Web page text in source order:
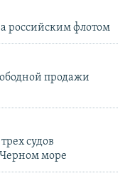
российским флотом
продажи
судов
Черном море